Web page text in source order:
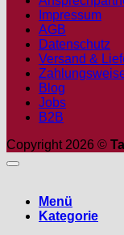
Impressum
AGB
Datenschutz
Versand &
Blog
Jobs
B2B
Copyright 2026 ©
Menü
Kategorie